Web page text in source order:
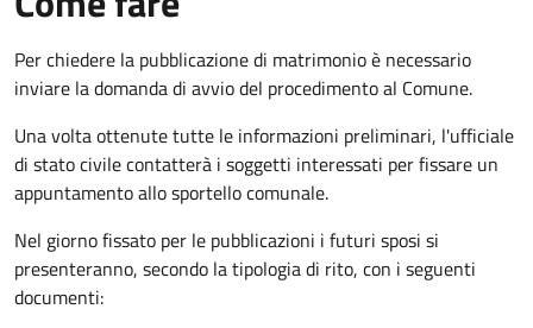
Per chiedere la pubblicazione di matrimonio è necessario
inviare la domanda di avvio del procedimento al Comune.
Una volta ottenute tutte le informazioni preliminari, l'ufficiale
di stato civile contatterà i soggetti interessati per fissare un
appuntamento allo sportello comunale.
Nel giorno fissato per le pubblicazioni i futuri sposi si
presenteranno, secondo la tipologia di rito, con i seguenti
documenti: